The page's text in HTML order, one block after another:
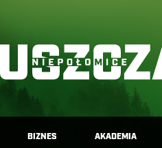
BIZNES AKADEMIA